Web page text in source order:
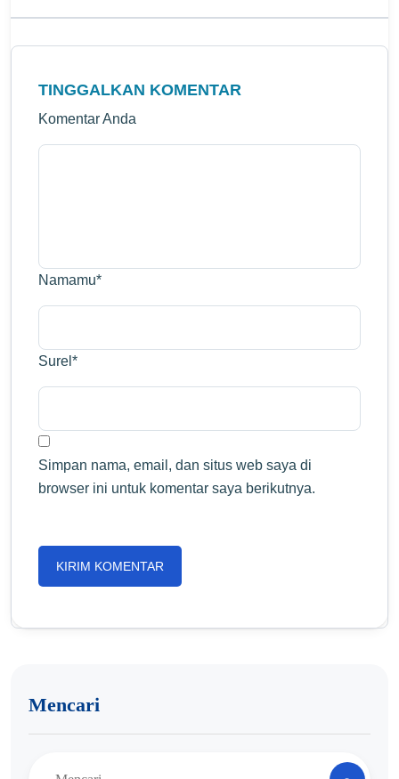
TINGGALKAN KOMENTAR
Komentar Anda
Namamu*
Surel *
Simpan nama, email, dan situs web saya di
browser ini untuk komentar saya berikutnya.
Mencari